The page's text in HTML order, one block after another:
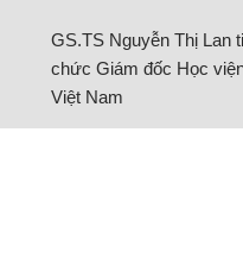
GS.TS Nguyễn Thị Lan
chức Giám đốc Học
Việt Nam